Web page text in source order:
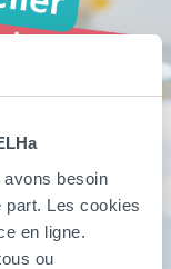
besoin
part. Les cookies
en ligne.
ou